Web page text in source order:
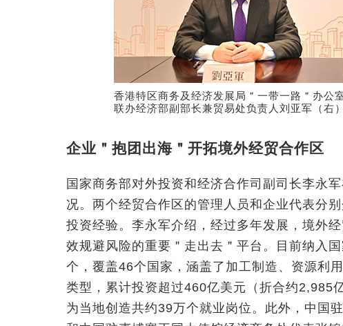
香港特区商务及经济发展局＂一带一路＂办公
联办经济部副部长兼贸易处负责人刘亚军（右
企业＂抱团出海＂开拓境外经贸合作区
国家商务部对外投资和经济合作司副司长李永
况。两个经贸合作区的管理人员和企业代表分
投资经验。李永军介绍，经过多年发展，境外
效规避风险的重要＂走出去＂平台。目前纳入
个，覆盖46个国家，涵盖了加工制造、资源利
类型，累计投资超过460亿美元（折合约2,985
为当地创造共约39万个就业岗位。此外，中国